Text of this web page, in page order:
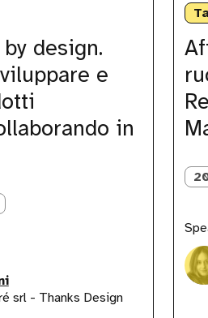
design.
e
in
srl - Thanks Design
product
idea:
ruolo
della
Peer
Review